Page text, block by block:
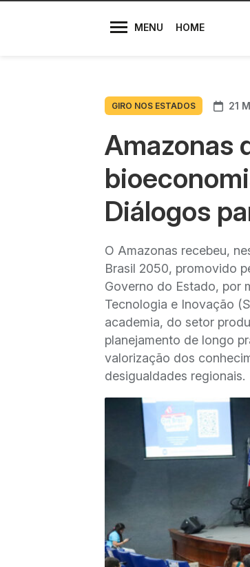
MENU HOME
Diretores
GIRO NOS ESTADOS 21
Amazonas
Diálogos
O Amazonas recebeu,
Brasil 2050, promovido
Governo do Estado, por
Tecnologia e Inovação
academia, do setor
planejamento de longo
valorização dos
desigualdades regionais.